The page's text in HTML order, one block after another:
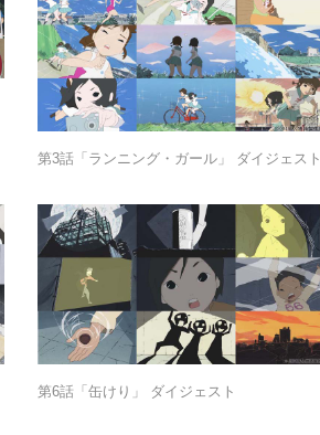
第3話「ランニング・ガール」 ダイジェスト
第6話「缶けり」 ダイジェスト